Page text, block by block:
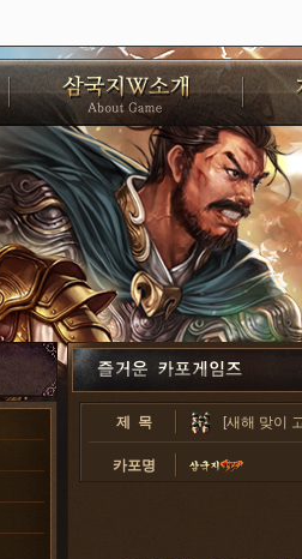
제 목 [새해 맞이
카포명